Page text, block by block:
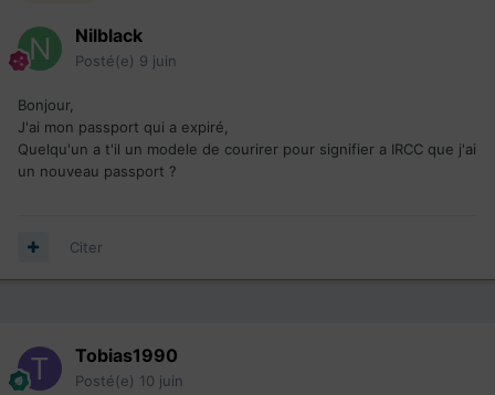
Nilblack
Posté(e) 9 juin
Bonjour,
J'ai mon passport qui a expiré,
Quelqu'un a t'il un modele de courirer pour signifier a IRCC que j'ai
un nouveau passport ?
Citer
Tobias1990
Posté(e) 10 juin